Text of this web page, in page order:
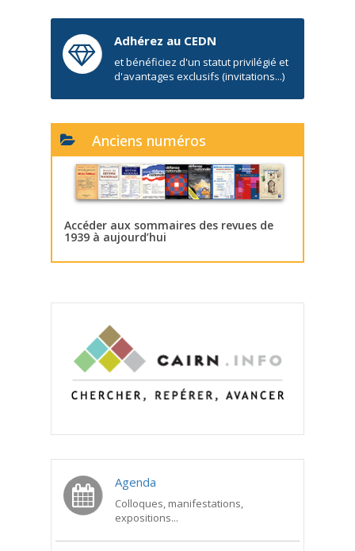
Adhérez au CEDN
et bénéficiez d'un statut privilégié et
d'avantages exclusifs (invitations...)
Anciens numéros
Accéder aux sommaires des revues de
1939 à aujourd’hui
Agenda
Colloques, manifestations,
expositions...